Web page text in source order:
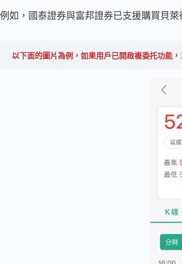
例如，國泰證券與富邦證券已支援購買貝
以下面的圖片為例，如果用戶已開啟複委托功能